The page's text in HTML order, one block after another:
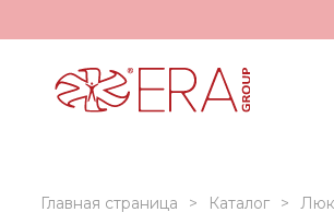
Главная страница Каталог